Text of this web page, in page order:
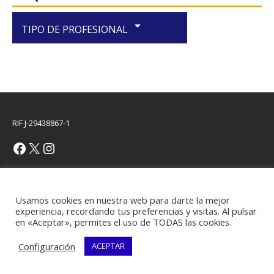
TIPO DE PROFESIONAL arrow_drop_down
RIF J-29438867-1
Usamos cookies en nuestra web para darte la mejor
experiencia, recordando tus preferencias y visitas. Al pulsar
en «Aceptar», permites el uso de TODAS las cookies.
Configuración
ACEPTAR